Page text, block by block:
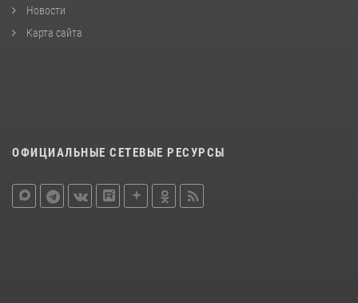
Новости
Карта сайта
ОФИЦИАЛЬНЫЕ СЕТЕВЫЕ РЕСУРСЫ